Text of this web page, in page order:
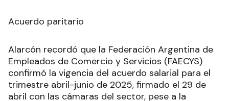
Acuerdo paritario
Alarcón recordó que la Federación Argentina de
Empleados de Comercio y Servicios (FAECYS)
confirmó la vigencia del acuerdo salarial para el
trimestre abril-junio de 2025, firmado el 29 de
abril con las cámaras del sector, pese a la